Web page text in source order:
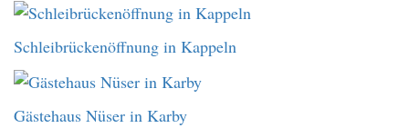
Schleibrückenöffnung in Kappeln
Gästehaus Nüser in Karby